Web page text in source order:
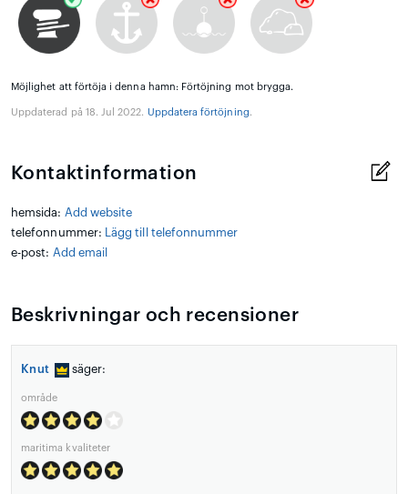
Möjlighet att förtöja i denna hamn: Förtöjning mot brygga.
Uppdaterad på 18. Jul 2022. Uppdatera förtöjning.
Kontaktinformation
hemsida: Add website
telefonnummer:
Lägg till telefonnummer
e-post: Add email
Beskrivningar och recensioner
Knut säger:
område
maritima kvaliteter